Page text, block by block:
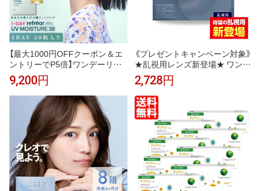
【最大1000円OFFクーポン＆エ
ントリーでP5倍】ワンデーリフ
レアUVモイスチャー38 8箱セッ
ト （1箱30枚）UVカット コンタ
クトレンズ 1day 1日使い捨て コ
ンタクト refrear フロムアイズ
9,200円
《プレゼントキャンペーン対象》
★乱視用レンズ新登場★ ワンデ
ーリフレア シリコーン トーリッ
ク 1箱30枚入 乱視用コンタクト
コンタクトレンズ ワンデー ワン
デーコンタクト 1day 使い捨て
コンタクト シリコン UVカット
2,728円